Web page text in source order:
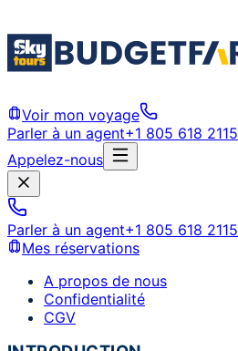
Voir mon voyage
Parler à un agent+1 805 618 2115
Appelez-nous
Parler à un agent+1 805 618 2115
Mes réservations
A propos de nous
Confidentialité
CGV